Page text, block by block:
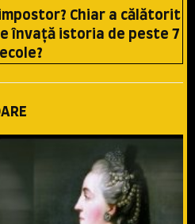
Chiar a călătorit
învaţă istoria de peste 7